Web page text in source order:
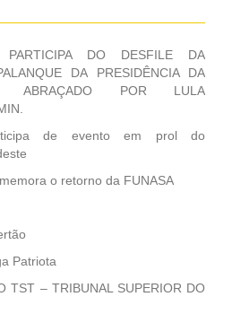
PARTICIPA DO DESFILE DA
DA PRESIDÊNCIA DA
POR LULA
de evento em prol do
o retorno da FUNASA
Patriota
TST – TRIBUNAL SUPERIOR DO